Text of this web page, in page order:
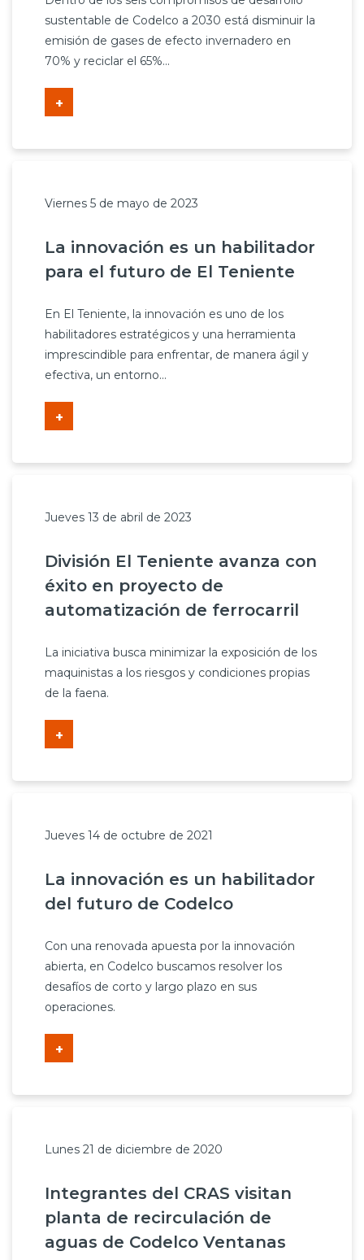
sustentable de Codelco a 2030 está disminuir la
emisión de gases de efecto invernadero en
70% y reciclar el 65%...
+
Viernes 5 de mayo de 2023
La innovación es un habilitador
para el futuro de El Teniente
En El Teniente, la innovación es uno de los
habilitadores estratégicos y una herramienta
imprescindible para enfrentar, de manera ágil y
efectiva, un entorno...
+
Jueves 13 de abril de 2023
División El Teniente avanza con
éxito en proyecto de
automatización de ferrocarril
La iniciativa busca minimizar la exposición de los
maquinistas a los riesgos y condiciones propias
de la faena.
+
Jueves 14 de octubre de 2021
La innovación es un habilitador
del futuro de Codelco
Con una renovada apuesta por la innovación
abierta, en Codelco buscamos resolver los
desafíos de corto y largo plazo en sus
operaciones.
+
Lunes 21 de diciembre de 2020
Integrantes del CRAS visitan
planta de recirculación de
aguas de Codelco Ventanas